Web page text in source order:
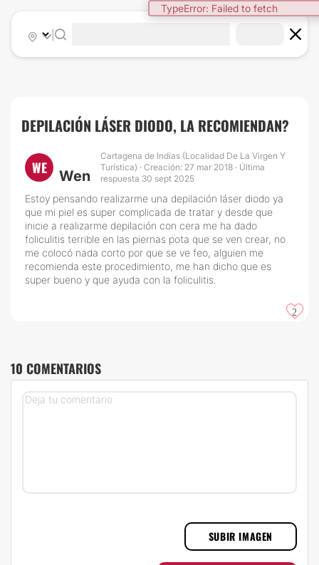
TypeError: Failed to fetch
|
DEPILACIÓN LÁSER DIODO, LA RECOMIENDAN?
WE Wen
Cartagena de Indias (Localidad De La Virgen Y
Turística) · Creación: 27 mar 2018 · Última
respuesta 30 sept 2025
Estoy pensando realizarme una depilación láser diodo ya
que mi piel es super complicada de tratar y desde que
inicie a realizarme depilación con cera me ha dado
foliculitis terrible en las piernas pota que se ven crear, no
me colocó nada corto por que se ve feo, alguien me
recomienda este procedimiento, me han dicho que es
super bueno y que ayuda con la foliculitis.
2
10 COMENTARIOS
SUBIR IMAGEN